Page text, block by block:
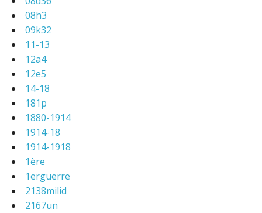
08h3
09k32
11-13
12a4
12e5
14-18
181p
1880-1914
1914-18
1914-1918
1ère
1erguerre
2138milid
2167un